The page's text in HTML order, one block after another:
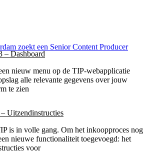
zoekt een Senior Content Producer
– Dashboard
nieuw menu op de TIP-webapplicatie
alle relevante gegevens over jouw
te zien
Uitzendinstructies
is in volle gang. Om het inkoopproces nog
nieuwe functionaliteit toegevoegd: het
voor